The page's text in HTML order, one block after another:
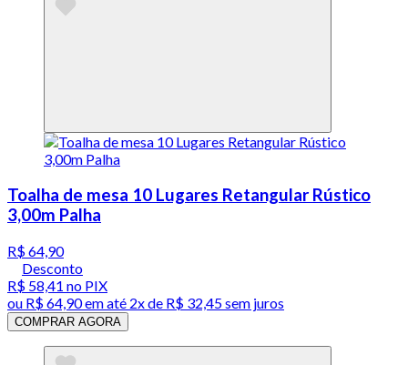
Toalha de mesa 10 Lugares Retangular Rústico
3,00m Palha
R$ 64,90
Desconto
R$ 58,41 no PIX
ou R$ 64,90em até 2x de R$ 32,45 sem juros
COMPRAR AGORA